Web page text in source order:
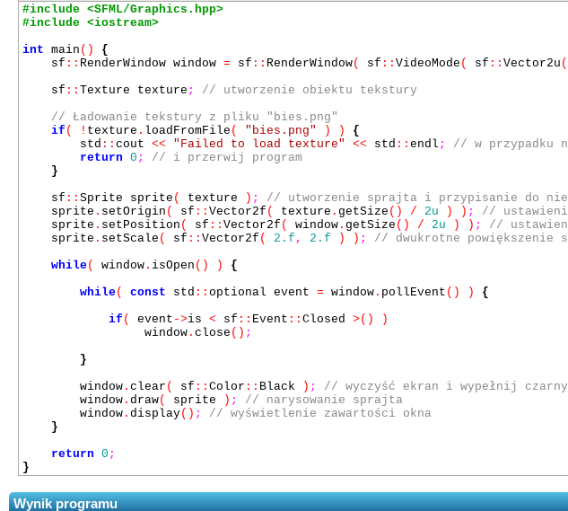
#include <SFML/Graphics.hpp>
#include <iostream>
int main () {
sf :: RenderWindow window = sf :: RenderWindow( sf :: VideoMode ( sf :: Vector2u (
sf :: Texture texture ; // utworzenie obiektu tekstury
// Ładowanie tekstury z pliku "bies.png"
if ( ! texture . loadFromFile ( "bies.png" ) ) {
std :: cout << "Failed to load texture" << std :: endl ; // w przypadku
return 0 ; // i przerwij program
}
sf :: Sprite sprite ( texture ) ; // utworzenie sprajta i przypisanie do
sprite . setOrigin ( sf :: Vector2f ( texture . getSize () / 2u ) ) ; //
sprite . setPosition ( sf :: Vector2f ( window . getSize () / 2u ) ) ; //
sprite . setScale ( sf :: Vector2f ( 2.f , 2.f ) ) ; // dwukrotne powiększenie
while( window . isOpen () ) {
while( const std :: optional event = window . pollEvent () ) {
if ( event ->is < sf :: Event :: Closed >() )
window . close () ;
}
window . clear ( sf :: Color :: Black ) ; // wyczyść ekran i wypełnij
window . draw( sprite ) ; // narysowanie sprajta
window . display() ; // wyświetlenie zawartości okna
}
return 0 ;
}
Wynik programu